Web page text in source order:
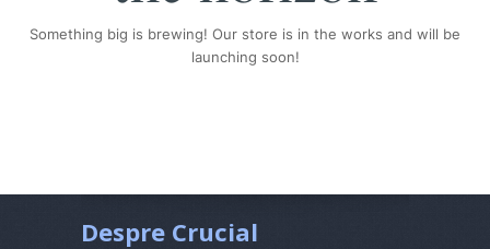
Something big is brewing! Our store is in the works and will be
launching soon!
Despre Crucial